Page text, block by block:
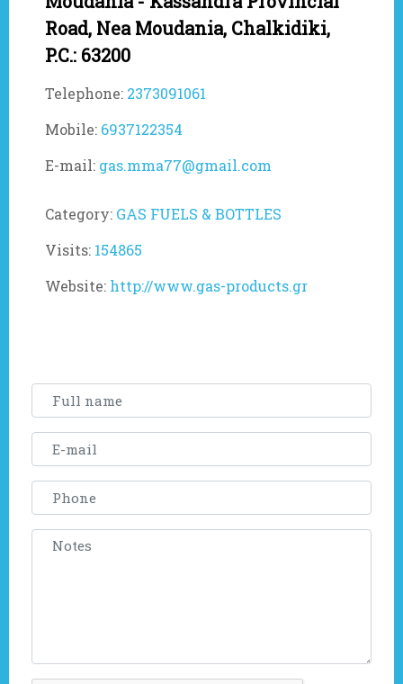
Road, Nea Moudania, Chalkidiki,
P.C.: 63200
Telephone: 2373091061
Mobile: 6937122354
E-mail: gas.mma77@gmail.com
Category: GAS FUELS & BOTTLES
Visits: 154865
Website: http://www.gas-products.gr